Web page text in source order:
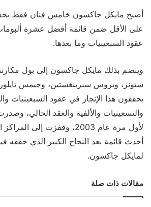
أصبح مايكل جاكسون خامس فنان فقط يحقق
على الأقل ضمن قائمة أفضل عشرة
عقود السبعينيات وما بعدها.
وينضم بذلك مايكل جاكسون إلى بول
ستونز، وبروس سبرينغستين، وجيمس
يحققون هذا الإنجاز في عقود السبعينيات
والتسعينيات والألفية والعقد الحالي،
لأول مرة عام 2003، وقفزت إلى
أحدث قائمة بعد النجاح الكبير الذي حققه
لمايكل جاكسون.
مقالات ذات صلة